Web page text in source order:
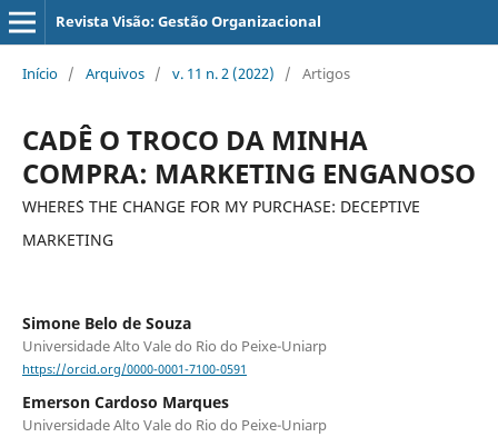
Revista Visão: Gestão Organizacional
Início / Arquivos / v. 11 n. 2 (2022) / Artigos
CADÊ O TROCO DA MINHA
COMPRA: MARKETING ENGANOSO
WHERE´S THE CHANGE FOR MY PURCHASE: DECEPTIVE
MARKETING
Simone Belo de Souza
Universidade Alto Vale do Rio do Peixe-Uniarp
https://orcid.org/0000-0001-7100-0591
Emerson Cardoso Marques
Universidade Alto Vale do Rio do Peixe-Uniarp